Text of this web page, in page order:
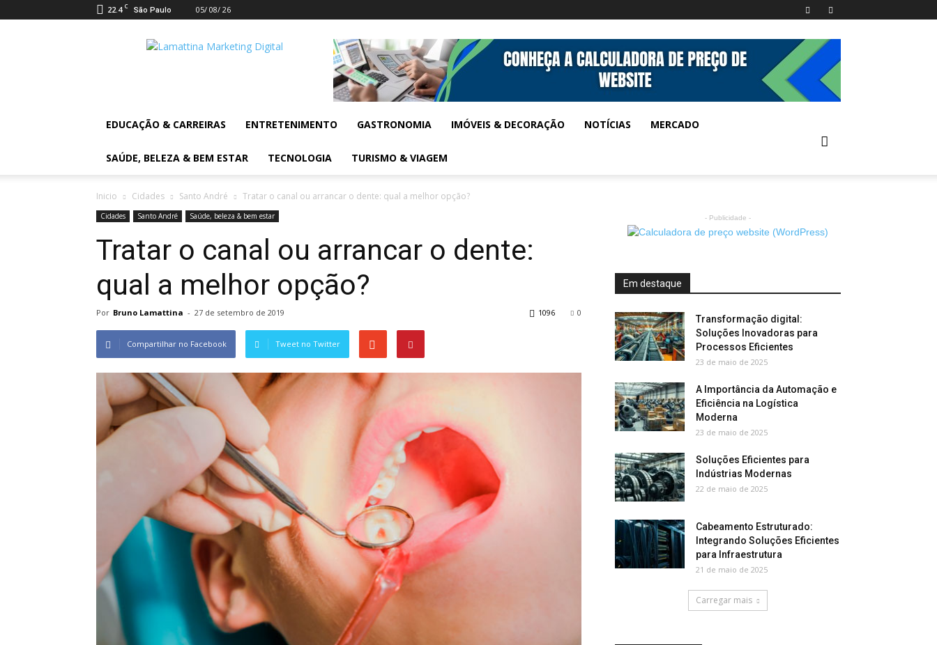
22.4 C São Paulo 05/ 08/ 26
Lamattina
EDUCAÇÃO & CARREIRAS ENTRETENIMENTO GASTRONOMIA IMÓVEIS & DECORAÇÃO NOTÍCIAS MERCADO
SAÚDE, BELEZA & BEM ESTAR TECNOLOGIA TURISMO & VIAGEM
Inicio Cidades Santo André Tratar o canal ou arrancar o dente: qual a melhor opção?
Cidades Santo André Saúde, beleza & bem estar
Tratar o canal ou arrancar o dente:
qual a melhor opção?
Por Bruno Lamattina - 27 de setembro de 2019 0
1096
Compartilhar no Facebook Tweet no Twitter
- Publicidade -
Em destaque
Transformação digital:
Soluções Inovadoras para
Processos Eficientes
23 de maio de 2025
A Importância da Automação e
Eficiência na Logística
Moderna
23 de maio de 2025
Soluções Eficientes para
Indústrias Modernas
22 de maio de 2025
Cabeamento Estruturado:
Integrando Soluções Eficientes
para Infraestrutura
21 de maio de 2025
Carregar mais